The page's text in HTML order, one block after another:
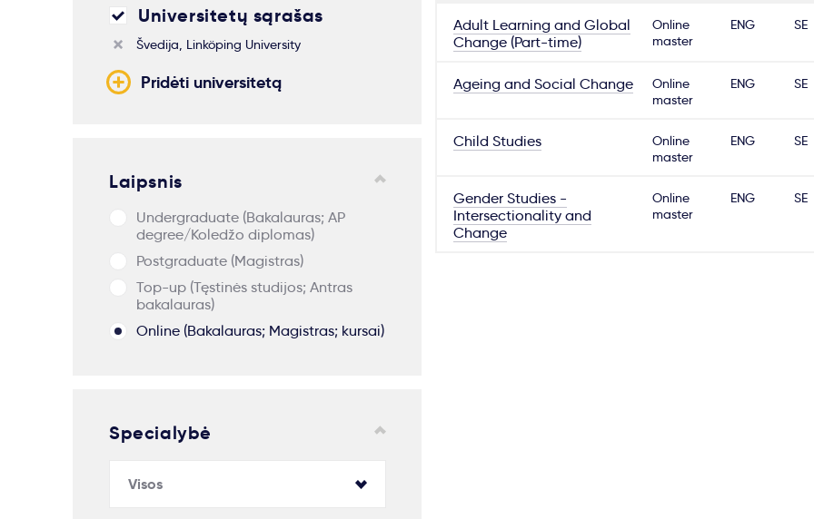
Universitetų sąrašas
Švedija, Linköping University
Pridėti universitetą
Laipsnis
Undergraduate (Bakalauras; AP
degree/Koledžo diplomas)
Postgraduate (Magistras)
Top-up (Tęstinės studijos; Antras
bakalauras)
Online (Bakalauras; Magistras; kursai)
Specialybė
Adult Learning and Global
Change (Part-time)
Online
master
ENG SE
Ageing and Social Change
Online
master
ENG SE
Child Studies
Online
master
ENG SE
Gender Studies -
Intersectionality and
Change
Online
master
ENG SE